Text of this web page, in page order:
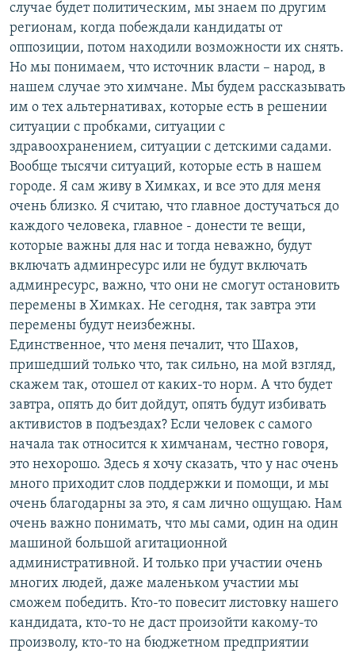
случае будет политическим, мы знаем по другим
регионам, когда побеждали кандидаты от
оппозиции, потом находили возможности их снять.
Но мы понимаем, что источник власти – народ, в
нашем случае это химчане. Мы будем рассказывать
им о тех альтернативах, которые есть в решении
ситуации с пробками, ситуации с
здравоохранением, ситуации с детскими садами.
Вообще тысячи ситуаций, которые есть в нашем
городе. Я сам живу в Химках, и все это для меня
очень близко. Я считаю, что главное достучаться до
каждого человека, главное - донести те вещи,
которые важны для нас и тогда неважно, будут
включать админресурс или не будут включать
админресурс, важно, что они не смогут остановить
перемены в Химках. Не сегодня, так завтра эти
перемены будут неизбежны.
Единственное, что меня печалит, что Шахов,
пришедший только что, так сильно, на мой взгляд,
скажем так, отошел от каких-то норм. А что будет
завтра, опять до бит дойдут, опять будут избивать
активистов в подъездах? Если человек с самого
начала так относится к химчанам, честно говоря,
это нехорошо. Здесь я хочу сказать, что у нас очень
много приходит слов поддержки и помощи, и мы
очень благодарны за это, я сам лично ощущаю. Нам
очень важно понимать, что мы сами, один на один
машиной большой агитационной
административной. И только при участии очень
многих людей, даже маленьком участии мы
сможем победить. Кто-то повесит листовку нашего
кандидата, кто-то не даст произойти какому-то
произволу, кто-то на бюджетном предприятии